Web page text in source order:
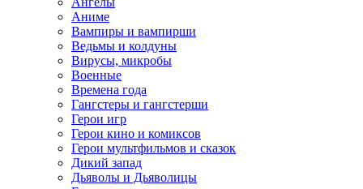
Аниме
Вампиры и вампирши
Ведьмы и колдуны
Вирусы, микробы
Военные
Времена года
Гангстеры и гангстерши
Герои игр
Герои кино и комиксов
Герои мультфильмов и сказок
Дикий запад
Дьяволы и Дьяволицы